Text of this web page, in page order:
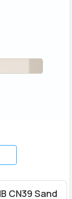
thông minh tiện
CN39 Sand